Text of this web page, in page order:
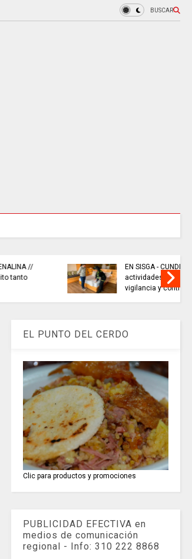
BUSCAR
EL COLECTIVO DEPORTIVO//
emisión del 6 de agosto de 2026
EL PUNTO DEL CERDO
Clic para productos y promociones
PUBLICIDAD EFECTIVA en
medios de comunicación
regional - Info: 310 222 8868